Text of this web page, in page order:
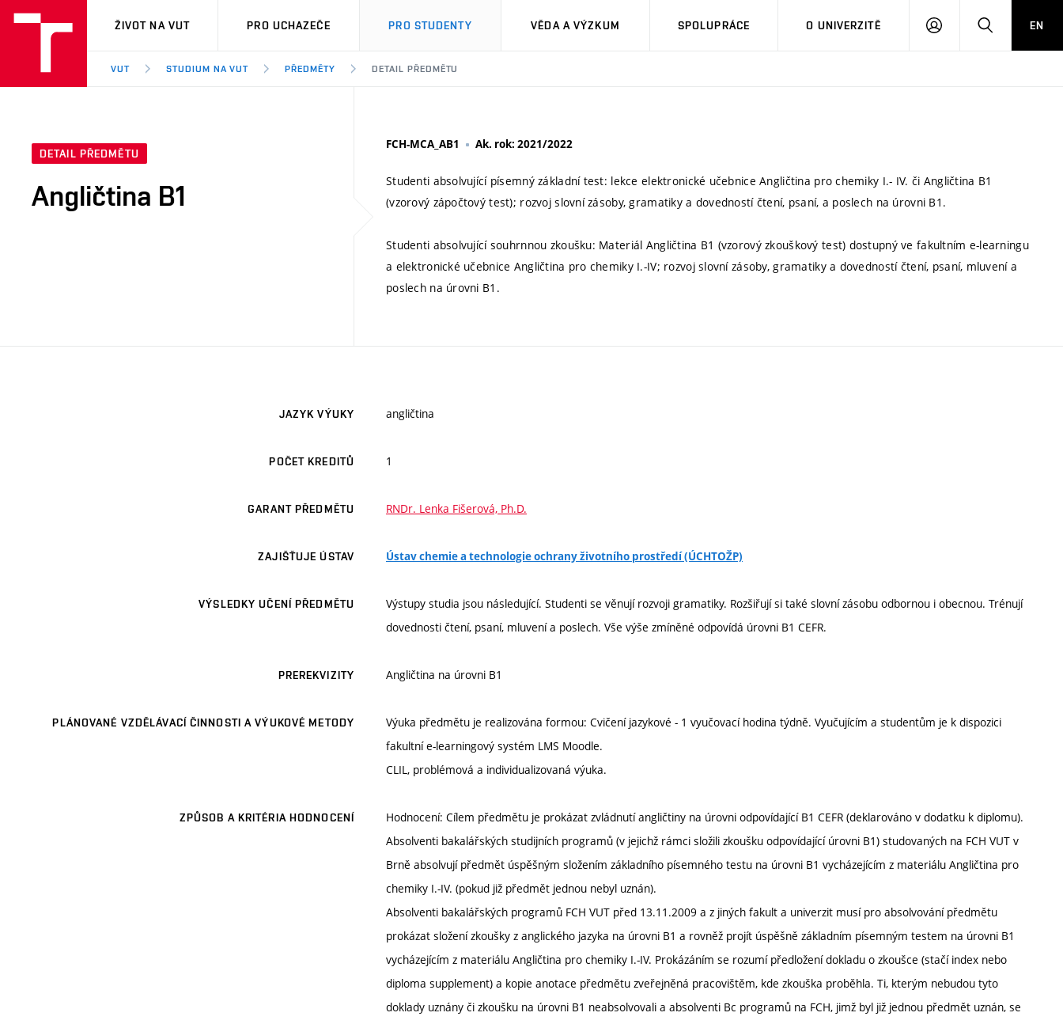
VUT
ŽIVOT NA VUT PRO UCHAZEČE PRO STUDENTY VĚDA A VÝZKUM SPOLUPRÁCE O UNIVERZITĚ
PŘIHLÁSIT HLEDATEN
VUT STUDIUM NA VUT PŘEDMĚTY DETAIL PŘEDMĚTU
DETAIL PŘEDMĚTU
Angličtina B1
FCH-MCA_AB1 Ak. rok: 2021/2022
Studenti absolvující písemný základní test: lekce elektronické učebnice Angličtina pro chemiky I.- IV. či Angličtina B1
(vzorový zápočtový test); rozvoj slovní zásoby, gramatiky a dovedností čtení, psaní, a poslech na úrovni B1.
Studenti absolvující souhrnnou zkoušku: Materiál Angličtina B1 (vzorový zkouškový test) dostupný ve fakultním e-learningu
a elektronické učebnice Angličtina pro chemiky I.-IV; rozvoj slovní zásoby, gramatiky a dovedností čtení, psaní, mluvení a
poslech na úrovni B1.
JAZYK VÝUKY angličtina
POČET KREDITŮ 1
GARANT PŘEDMĚTU RNDr. Lenka Fišerová, Ph.D.
ZAJIŠŤUJE ÚSTAV Ústav chemie a technologie ochrany životního prostředí (ÚCHTOŽP)
VÝSLEDKY UČENÍ PŘEDMĚTU
Výstupy studia jsou následující. Studenti se věnují rozvoji gramatiky. Rozšiřují si také slovní zásobu odbornou i obecnou. Trénují
dovednosti čtení, psaní, mluvení a poslech. Vše výše zmíněné odpovídá úrovni B1 CEFR.
PREREKVIZITY Angličtina na úrovni B1
PLÁNOVANÉ VZDĚLÁVACÍ ČINNOSTI A VÝUKOVÉ METODY
Výuka předmětu je realizována formou: Cvičení jazykové - 1 vyučovací hodina týdně. Vyučujícím a studentům je k dispozici
fakultní e-learningový systém LMS Moodle.
CLIL, problémová a individualizovaná výuka.
ZPŮSOB A KRITÉRIA HODNOCENÍ
Hodnocení: Cílem předmětu je prokázat zvládnutí angličtiny na úrovni odpovídající B1 CEFR (deklarováno v dodatku k diplomu).
Absolventi bakalářských studijních programů (v jejichž rámci složili zkoušku odpovídající úrovni B1) studovaných na FCH VUT v
Brně absolvují předmět úspěšným složením základního písemného testu na úrovni B1 vycházejícím z materiálu Angličtina pro
chemiky I.-IV. (pokud již předmět jednou nebyl uznán).
Absolventi bakalářských programů FCH VUT před 13.11.2009 a z jiných fakult a univerzit musí pro absolvování předmětu
prokázat složení zkoušky z anglického jazyka na úrovni B1 a rovněž projít úspěšně základním písemným testem na úrovni B1
vycházejícím z materiálu Angličtina pro chemiky I.-IV. Prokázáním se rozumí předložení dokladu o zkoušce (stačí index nebo
diploma supplement) a kopie anotace předmětu zveřejněná pracovištěm, kde zkouška proběhla. Ti, kterým nebudou tyto
doklady uznány či zkoušku na úrovni B1 neabsolvovali a absolventi Bc programů na FCH, jimž byl již jednou předmět uznán, se